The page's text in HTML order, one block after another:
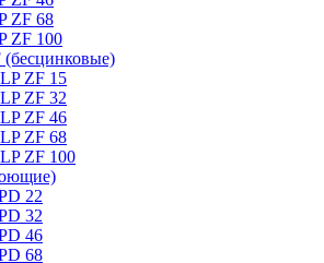
ZF 68
ZF 100
ZF 15
ZF 32
ZF 46
ZF 68
ZF 100
22
32
46
68